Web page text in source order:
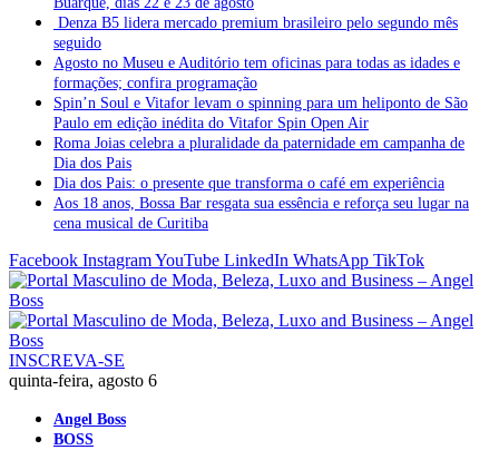
Denza B5 lidera mercado premium brasileiro pelo segundo mês
seguido
Agosto no Museu e Auditório tem oficinas para todas as idades e
formações; confira programação
Spin’n Soul e Vitafor levam o spinning para um heliponto de São
Paulo em edição inédita do Vitafor Spin Open Air
Roma Joias celebra a pluralidade da paternidade em campanha de
Dia dos Pais
Dia dos Pais: o presente que transforma o café em experiência
Aos 18 anos, Bossa Bar resgata sua essência e reforça seu lugar na
cena musical de Curitiba
Facebook InstagramYouTube LinkedIn WhatsApp TikTok
INSCREVA-SE
quinta-feira, agosto 6
Angel Boss
BOSS